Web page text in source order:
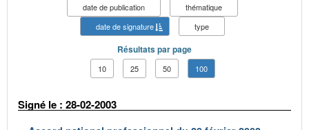
date de publication
thématique
date de signature
type
Résultats par page
10 25 50 100
Signé le : 28-02-2003